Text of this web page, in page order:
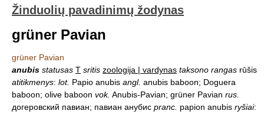
Žinduolių pavadinimų žodynas
grüner Pavian
grüner Pavian
anubis statusas T sritis zoologija | vardynas taksono rangas rūšis
atitikmenys: lot. Papio anubis angl. anubis baboon; Doguera
baboon; olive baboon vok. Anubis-Pavian; grüner Pavian rus.
догеровский павиан; павиан анубис pranc. papion anubis ryšiai: